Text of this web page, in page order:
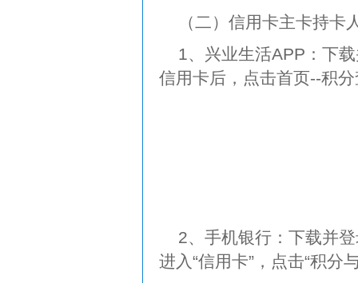
（二）信用卡主卡持
1、兴业生活APP：下
信用卡后，点击首页--积分
2、手机银行：下载并
进入“信用卡”，点击“积分